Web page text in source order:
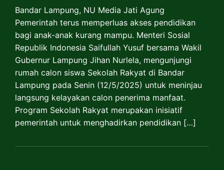
Bandar Lampung, NU Media Jati Agung
Pemerintah terus memperluas akses pendidikan
bagi anak-anak kurang mampu. Menteri Sosial
Republik Indonesia Saifullah Yusuf bersama Wakil
Gubernur Lampung Jihan Nurlela, mengunjungi
rumah calon siswa Sekolah Rakyat di Bandar
Lampung pada Senin (12/5/2025) untuk meninjau
langsung kelayakan calon penerima manfaat.
Program Sekolah Rakyat merupakan inisiatif
pemerintah untuk menghadirkan pendidikan […]